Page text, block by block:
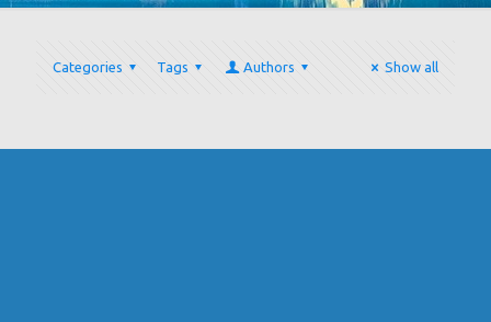
Categories Tags Authors Show all